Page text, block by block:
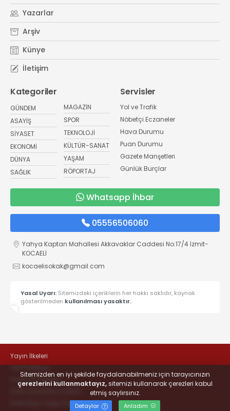
Yazarlar
Arşiv
Künye
İletişim
Kategoriler
GÜNDEM
ASAYİŞ
SİYASET
EKONOMİ
DÜNYA
SAĞLIK
MAGAZİN
SPOR
TEKNOLOJİ
KÜLTÜR-SANAT
YAŞAM
RÖPORTAJ
Servisler
Yol ve Trafik
Nöbetçi Eczaneler
Hava Durumu
Puan Durumu
Gazete Manşetleri
Günlük Burçlar
Whatsapp İhbar
05556506060
Yahya Kaptan Mahallesi Akkavaklar Caddesi No:17/4 İzmit-
KOCAELİ
kocaelisokak@gmail.com
Yasal Uyarı: Sitemizdeki içeriklerin her hakkı saklıdır, kaynak
gösterilmeden kullanılması yasaktır.
Yayın İlkeleri
Veri Politikası
Kullanım Şartları
KVKK Bilgi Talep Formu
Sitemizden en iyi şekilde faydalanabilmeniz için tarayıcınızın
çerezlerini kullanmaktayız,sitemizi kullanarak çerezleri kabul
etmiş saylırsınız.
Detaylar Anladım